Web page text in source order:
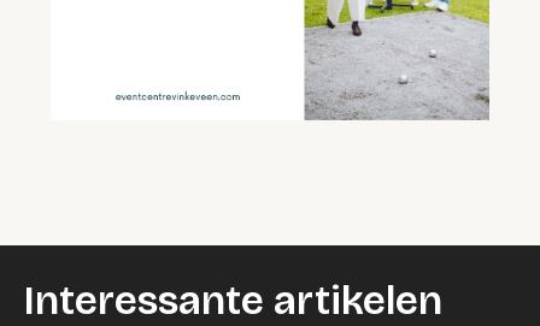
Interessante artikelen